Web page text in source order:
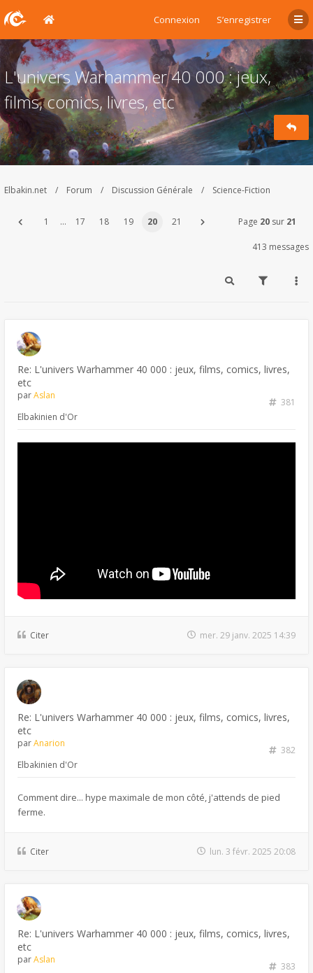
Connexion S’enregistrer
L'univers Warhammer 40 000 : jeux,
films, comics, livres, etc
Elbakin.net Forum Discussion Générale Science-Fiction
1 … 17 18 19 20 21 Page 20 sur 21
413 messages
Re: L'univers Warhammer 40 000 : jeux, films, comics, livres,
etc
381
parAslan
Elbakinien d'Or
Citer mer. 29 janv. 2025 14:39
Re: L'univers Warhammer 40 000 : jeux, films, comics, livres,
etc
382
parAnarion
Elbakinien d'Or
Comment dire... hype maximale de mon côté, j'attends de pied
ferme.
Citer lun. 3 févr. 2025 20:08
Re: L'univers Warhammer 40 000 : jeux, films, comics, livres,
etc
383
parAslan